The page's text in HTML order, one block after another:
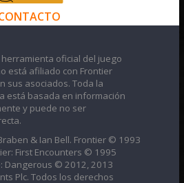
oficial del juego
está afiliado con Frontier
sus asociados. Toda la
está basada en información
y puede no ser
& Ian Bell. Frontier © 1993
First Encounters © 1995
Dangerous © 2012, 2013
Plc. Todos los derechos